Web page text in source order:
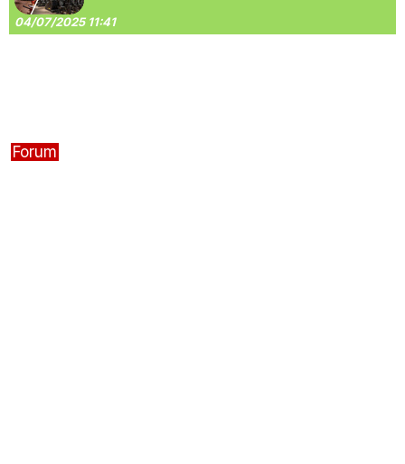
04/07/2025 11:41
Forum